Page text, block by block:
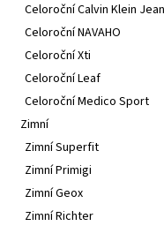
Celoroční Calvin Klein
Celoroční NAVAHO
Celoroční Xti
Celoroční Leaf
Celoroční Medico Sport
Zimní
Zimní Superfit
Zimní Primigi
Zimní Geox
Zimní Richter